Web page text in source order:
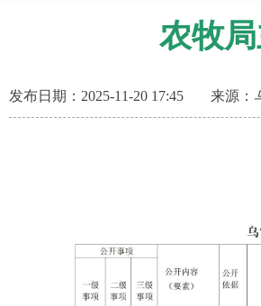
农牧
发布日期：2025-11-20 17:45 来源：